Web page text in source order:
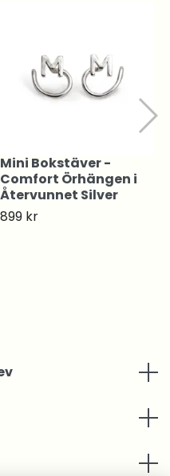
Mini Bokstäver -
Comfort Örhängen i
Återvunnet Silver
899 kr